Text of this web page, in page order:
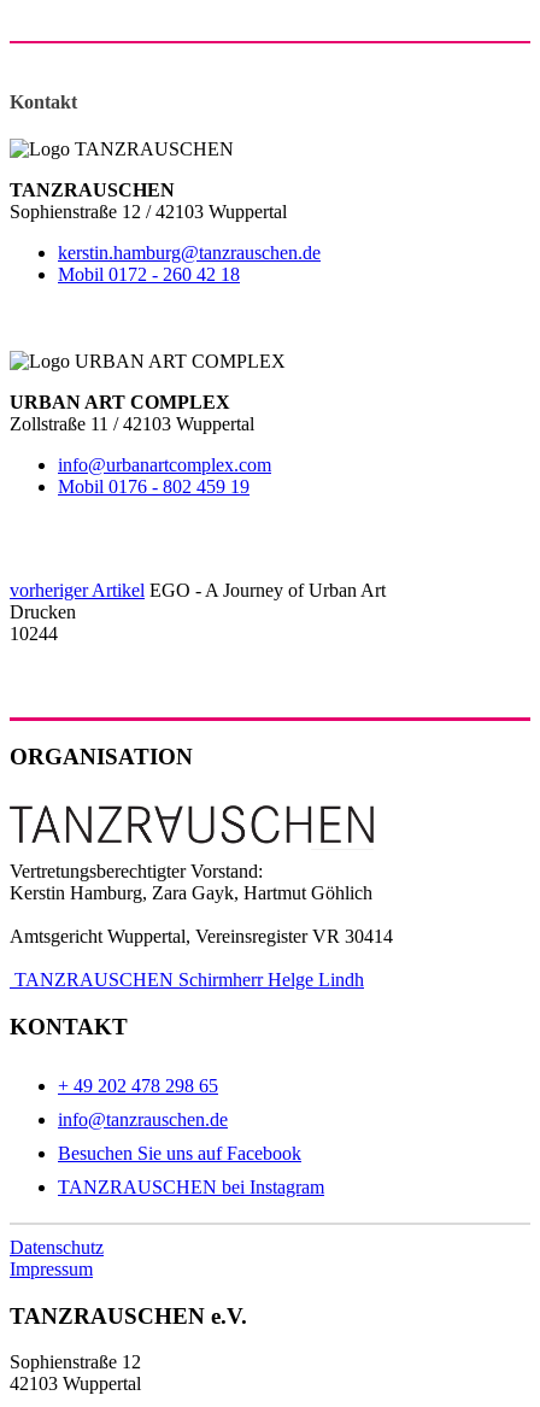
Kontakt
TANZRAUSCHEN
Sophienstraße 12 / 42103 Wuppertal
kerstin.hamburg@tanzrauschen.de
Mobil 0172 - 260 42 18
URBAN ART COMPLEX
Zollstraße 11 / 42103 Wuppertal
info@urbanartcomplex.com
Mobil 0176 - 802 459 19
vorheriger Artikel EGO - A Journey of Urban Art
Drucken
10244
ORGANISATION
Vertretungsberechtigter Vorstand:
Kerstin Hamburg, Zara Gayk, Hartmut Göhlich
Amtsgericht Wuppertal, Vereinsregister VR 30414
TANZRAUSCHEN Schirmherr Helge Lindh
KONTAKT
+ 49 202 478 298 65
info@tanzrauschen.de
Besuchen Sie uns auf Facebook
TANZRAUSCHEN bei Instagram
Datenschutz
Impressum
TANZRAUSCHEN e.V.
Sophienstraße 12
42103 Wuppertal